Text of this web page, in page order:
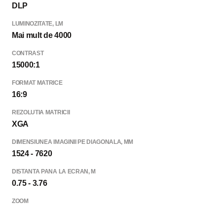
DLP
LUMINOZITATE, LM
Mai mult de 4000
CONTRAST
15000:1
FORMAT MATRICE
16:9
REZOLUTIA MATRICII
XGA
DIMENSIUNEA IMAGINII PE DIAGONALA, MM
1524 - 7620
DISTANTA PANA LA ECRAN, M
0.75 - 3.76
ZOOM